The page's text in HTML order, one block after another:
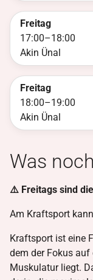
Freitag
17:00–18:00
Akin Ünal
Freitag
18:00–19:00
Akin Ünal
Was
⚠️ Freitags sind die
Am Kraftsport
Kraftsport ist eine
dem der Fokus
Muskulatur liegt.